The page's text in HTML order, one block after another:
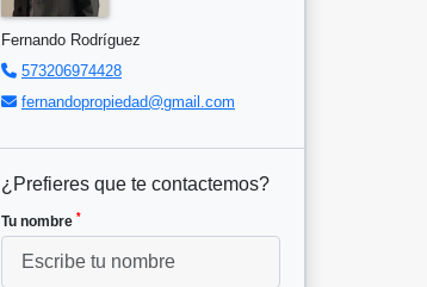
Fernando Rodríguez
573206974428
fernandopropiedad@gmail.com
¿Prefieres que te contactemos?
Tu nombre *